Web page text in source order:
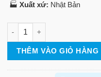
🏭 Xuất xứ: Nhật Bản
Van 1 chiều gang 16SRB -
THÊM VÀO GIỎ HÀNG